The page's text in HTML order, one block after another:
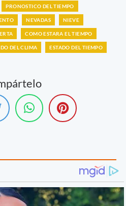
PRONOSTICO DEL TIEMPO
NEVADAS NIEVE
COMO ESTARA EL TIEMPO
DEL CLIMA ESTADO DEL TIEMPO